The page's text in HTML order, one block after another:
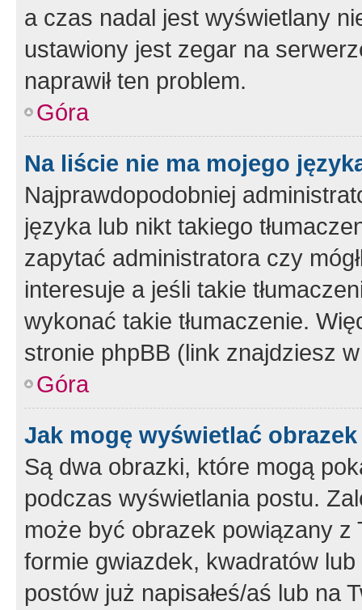
a czas nadal jest wyświetlany
ustawiony jest zegar na
naprawił ten problem.
Góra
Na liście nie ma mojego
Najprawdopodobniej
języka lub nikt takiego
zapytać administratora czy
interesuje a jeśli takie
wykonać takie tłumaczenie.
stronie phpBB (link znajdziesz
Góra
Jak mogę wyświetlać
Są dwa obrazki, które mogą
podczas wyświetlania postu.
może być obrazek powiązany z
formie gwiazdek, kwadratów
postów już napisałeś/aś lub na